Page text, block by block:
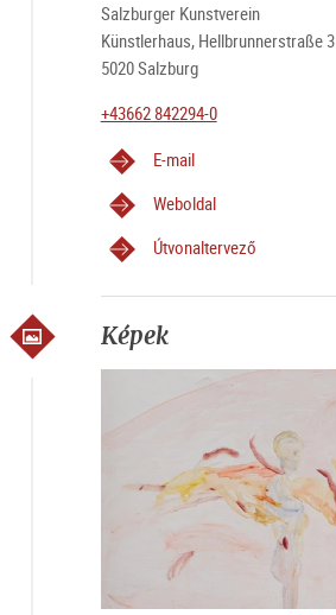
Salzburger Kunstverein
Künstlerhaus, Hellbrunnerstraße 3
5020 Salzburg
+43662 842294-0
E-mail
Weboldal
Útvonaltervező
Képek